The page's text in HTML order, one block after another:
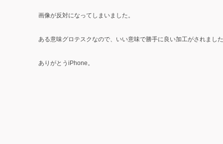
画像が反対になってしまいました。
ある意味グロテスクなので、いい意味で勝手に良い加工がされまし
ありがとうiPhone。